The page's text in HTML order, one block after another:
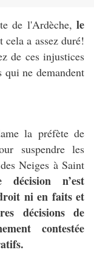
de l'Ardèche,le
cela a assez duré!
de ces injustices
qui ne demandent
la préfète de
suspendre les
Neiges à Saint
décision n’est
ni en faits et
décisions de
contestée